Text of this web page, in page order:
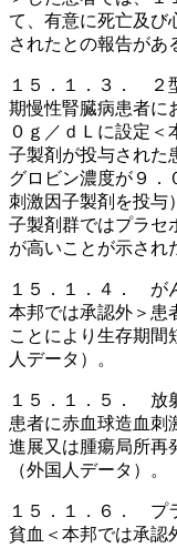
て、有意に死亡及び
されたとの報告があ
１５．１．３． ２
期慢性腎臓病患者に
０ｇ／ｄＬに設定＜
子製剤が投与された
グロビン濃度が９．
刺激因子製剤を投与
子製剤群ではプラセ
が高いことが示され
１５．１．４． が
本邦では承認外＞患
ことにより生存期間
人データ）。
１５．１．５． 放
患者に赤血球造血刺
進展又は腫瘍局所再
（外国人データ）。
１５．１．６． プ
貧血＜本邦では承認